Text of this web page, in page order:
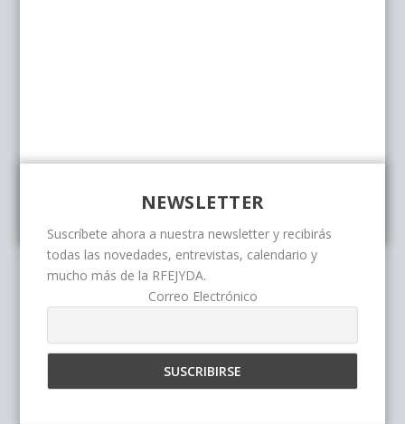
NEWSLETTER
Suscríbete ahora a nuestra newsletter y recibirás
todas las novedades, entrevistas, calendario y
mucho más de la RFEJYDA.
Correo Electrónico